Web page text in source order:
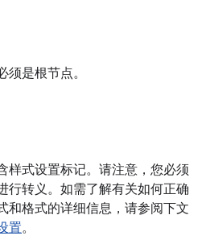
须是根节点。
样式设置标记。请注意，您必须
行转义。如需了解有关如何正确
和格式的详细信息，请参阅下文
置。